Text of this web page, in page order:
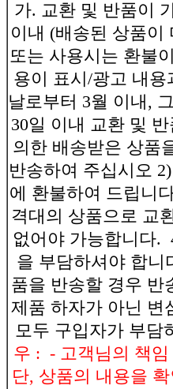
가. 교환 및 반품이
이내 (배송된 상품이
또는 사용시는 환불
용이 표시/광고 내
날로부터 3월 이내,
30일 이내 교환 및
의한 배송받은 상품
반송하여 주십시오
에 환불하여 드립니
격대의 상품으로 교
없어야 가능합니다.
을 부담하셔야 합니
품을 반송할 경우 반
제품 하자가 아닌 변
모두 구입자가 부담
우 : - 고객님의 책
단, 상품의 내용을